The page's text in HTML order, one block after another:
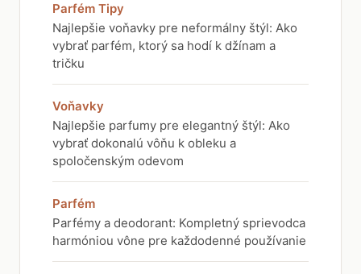
Parfém Tipy
Najlepšie voňavky pre neformálny štýl: Ako
vybrať parfém, ktorý sa hodí k džínam a
tričku
Voňavky
Najlepšie parfumy pre elegantný štýl: Ako
vybrať dokonalú vôňu k obleku a
spoločenským odevom
Parfém
Parfémy a deodorant: Kompletný sprievodca
harmóniou vône pre každodenné používanie